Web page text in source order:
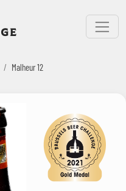
Bruxelles Beer Challenge
Menu
Malheur 12